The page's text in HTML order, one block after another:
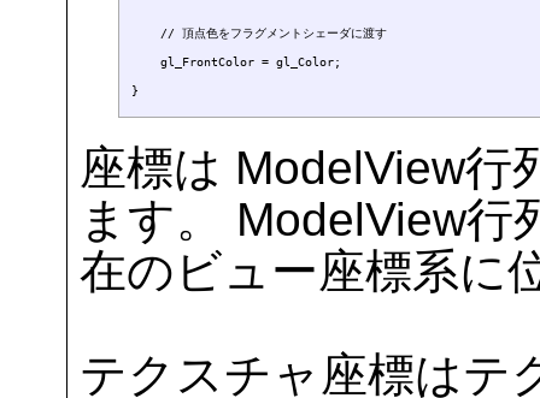
    // 頂点色をフラグメントシェーダに渡す
    gl_FrontColor = gl_Color;
座標は ModelView行
ます。 ModelView
在のビュー座標系に
テクスチャ座標はテ